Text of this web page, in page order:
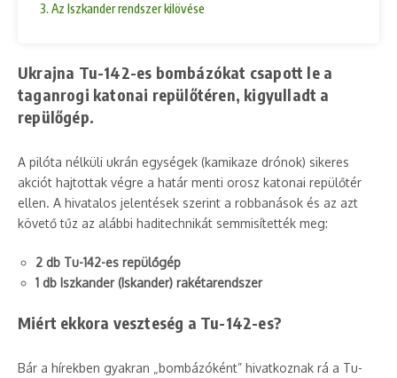
3. Az Iszkander rendszer kilövése
Ukrajna Tu-142-es bombázókat csapott le a
taganrogi katonai repülőtéren, kigyulladt a
repülőgép.
A pilóta nélküli ukrán egységek (kamikaze drónok) sikeres
akciót hajtottak végre a határ menti orosz katonai repülőtér
ellen. A hivatalos jelentések szerint a robbanások és az azt
követő tűz az alábbi haditechnikát semmisítették meg:
2 db Tu-142-es repülőgép
1 db Iszkander (Iskander) rakétarendszer
Miért ekkora veszteség a Tu-142-es?
Bár a hírekben gyakran „bombázóként” hivatkoznak rá a Tu-